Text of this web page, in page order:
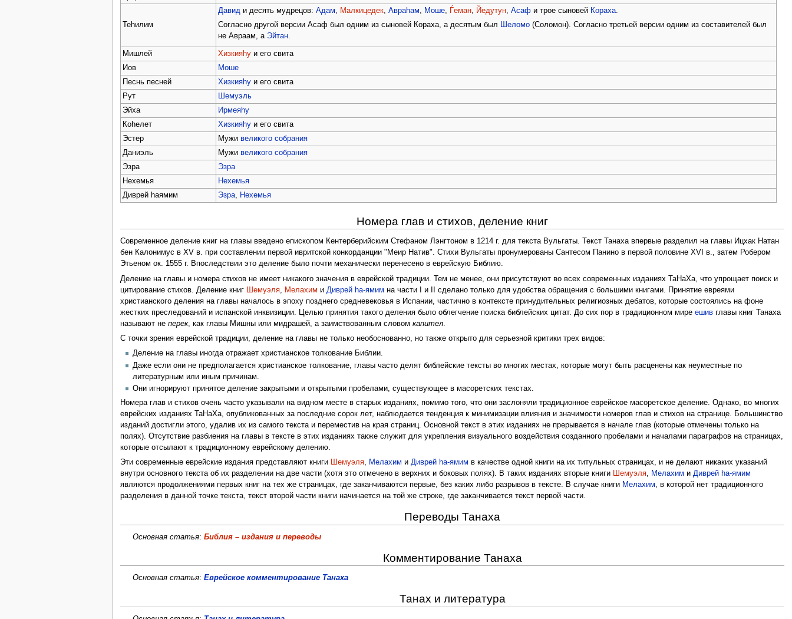
Теhилим
Давид и десять мудрецов: Адам Малкицедек, Авраhам Моше, Ѓеман, Йедутун, Асафи трое сыновей Кораха.
Согласно другой версии Асаф был одним из сыновей Кораха, а десятым был
Шеломо(Соломон). Согласно третьей версии одним из составителей был
не Авраам, а Эйтан.
Мишлей Хизкияhуи его свита
Иов
Моше
Песнь песней
Хизкияhуи его свита
Рут
Шемуэль
Эйха
Ирмеяhу
Коhелет
Хизкияhуи его свита
Эстер
Мужи великого собрания
Даниэль
Мужи великого собрания
Эзра
Эзра
Нехемья
Нехемья
Диврей hаямим
Эзра, Нехемья
Номера глав и стихов, деление книг
Современное деление книг на главы введено епископом Кентерберийским Стефаном Лэнгтоном в 1214 г. для текста Вульгаты. Текст Танаха впервые разделил на главы Ицхак Натан
бен Калонимус в XV в. при составлении первой ивритской конкорданции "Меир Натив". Стихи Вульгаты пронумерованы Сантесом Панино в первой половине XVI в., затем Робером
Этьеном ок. 1555 г. Впоследствии это деление было почти механически перенесено в еврейскую Библию.
Деление на главы и номера стихов не имеет никакого значения в еврейской традиции. Тем не менее, они присутствуют во всех современных изданиях ТаНаХа, что упрощает поиск и
цитирование стихов. Деление книг
Шемуэля Мелахим и Диврей hа-ямим на части I и II сделано только для удобства обращения с большими книгами. Принятие евреями
христианского деления на главы началось в эпоху позднего средневековья в Испании, частично в контексте принудительных религиозных дебатов, которые состоялись на фоне
жестких преследований и испанской инквизиции. Целью принятия такого деления было облегчение поиска библейских цитат. До сих пор в традиционном миреешив главы книг Танаха
называют неперек, как главы Мишны или мидрашей, а заимствованным словомкапител
С точки зрения еврейской традиции, деление на главы не только необоснованно, но также открыто для серьезной критики трех видов:
Деление на главы иногда отражает христианское толкование Библии.
Даже если они не предполагается христианское толкование, главы часто делят библейские тексты во многих местах, которые могут быть расценены как неуместные по
литературным или иным причинам.
Они игнорируют принятое деление закрытыми и открытыми пробелами, существующее в масоретских текстах.
Номера глав и стихов очень часто указывали на видном месте в старых изданиях, помимо того, что они заслоняли традиционное еврейское масоретское деление. Однако, во многих
еврейских изданиях ТаНаХа, опубликованных за последние сорок лет, наблюдается тенденция к минимизации влияния и значимости номеров глав и стихов на странице. Большинство
изданий достигли этого, удалив их из самого текста и переместив на края страниц. Основной текст в этих изданиях не прерывается в начале глав (которые отмечены только на
полях). Отсутствие разбиения на главы в тексте в этих изданиях также служит для укрепления визуального воздействия созданного пробелами и началами параграфов на страницах,
которые отсылают к традиционному еврейскому делению.
Эти современные еврейские издания представляют книги Шемуэля, Мелахим иДиврей hа-ямим в качестве одной книги на их титульных страницах, и не делают никаких указаний
внутри основного текста об их разделении на две части (хотя это отмечено в верхних и боковых полях). В таких изданиях вторые книги Шемуэля, Мелахим иДиврей hа-ямим
являются продолжениями первых книг на тех же страницах, где заканчиваются первые, без каких либо разрывов в тексте. В случае книги Мелахим, в которой нет традиционного
разделения в данной точке текста, текст второй части книги начинается на той же строке, где заканчивается текст первой части.
Переводы Танаха
Основная статья: Библия – издания и переводы
Комментирование Танаха
Основная статья: Еврейское комментирование Танаха
Танах и литература